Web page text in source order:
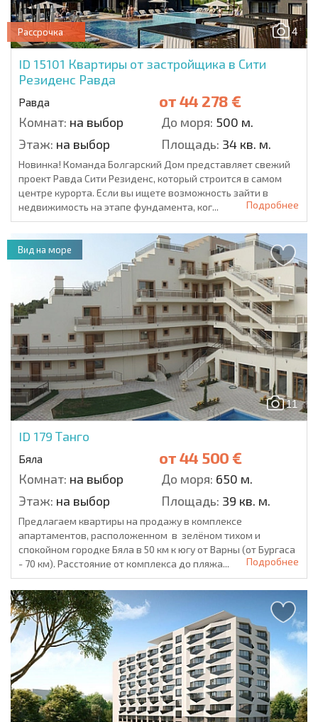
4
Рассрочка
ID 15101 Квартиры от застройщика в Сити
Резиденс Равда
Равда от44 278 €
Комнат: на выбор До моря: 500 м.
Этаж: на выбор Площадь: 34 кв. м.
Новинка! Команда Болгарский Дом представляет свежий
проект Равда Сити Резиденс, который строится в самом
центре курорта. Если вы ищете возможность зайти в
недвижимость на этапе фундамента, ког...
Подробнее
11
ID 179 Танго
Бяла от44 500 €
Комнат: на выбор До моря: 650 м.
Этаж: на выбор Площадь: 39 кв. м.
Вид на море
Предлагаем квартиры на продажу в комплексе
апартаментов, расположенном в зелёном тихом и
спокойном городке Бяла в 50 км к югу от Варны (от Бургаса
- 70 км). Расстояние от комплекса до пляжа...
Подробнее